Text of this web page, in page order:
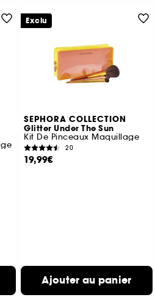
SEPHORA COLLECTION
Glitter Under The Sun
Kit De Pinceaux Maquillage
20
19,99€
Ajouter au panier
Exclu